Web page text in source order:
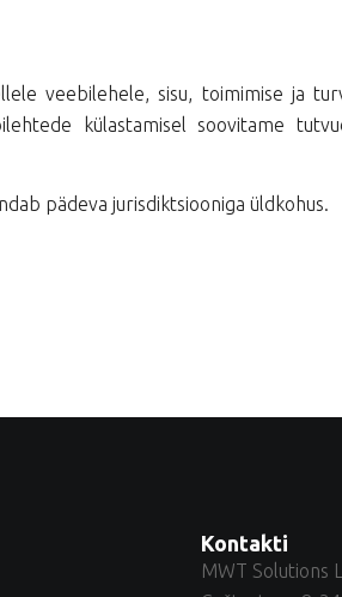
veebilehele, sisu, toimimise ja
külastamisel soovitame
pädeva jurisdiktsiooniga üldkohus.
Kontakti
MWT Solutions